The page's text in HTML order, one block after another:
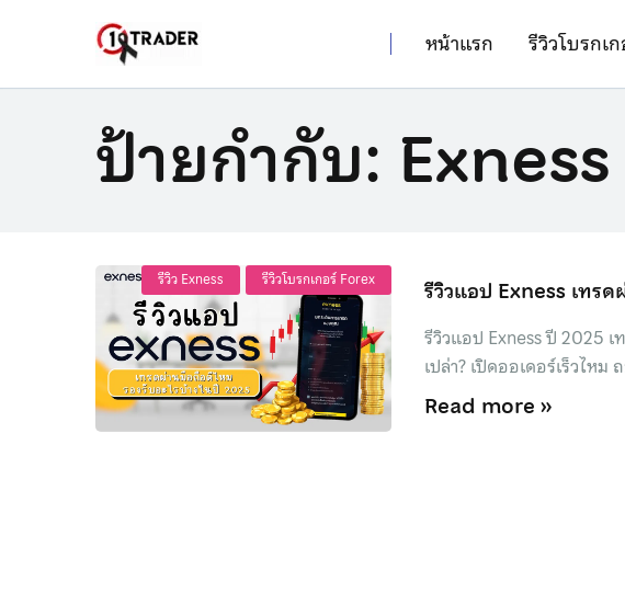
หน้าแรก รีวิวโบรกเ
ป้ายกำกับ:
รีวิว Exness รีวิวโบรกเกอร์ Forex รีวิวแอป Exness เทร
รีวิวแอป Exness ปี 2025
เปล่า? เปิดออเดอร์เร็วไห
Read more »